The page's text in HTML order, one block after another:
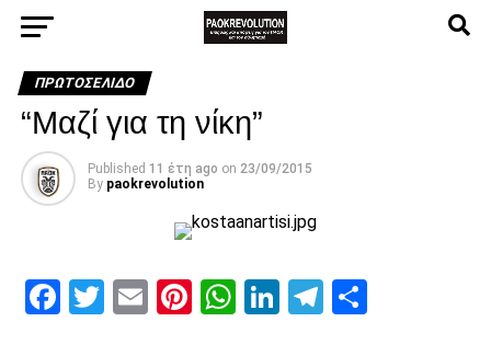
ΠΡΩΤΟΣΈΛΙΔΟ
“Μαζί για τη νίκη”
Published 11 έτη ago on 23/09/2015
By paokrevolution
Facebook
Twitter
EmailPinterest
WhatsApp
LinkedIn
Telegram